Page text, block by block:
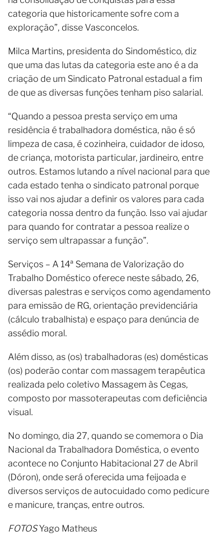
categoria que historicamente sofre com a
exploração”, disse Vasconcelos.
Milca Martins, presidenta do Sindoméstico, diz
que uma das lutas da categoria este ano é a da
criação de um Sindicato Patronal estadual a fim
de que as diversas funções tenham piso salarial.
“Quando a pessoa presta serviço em uma
residência é trabalhadora doméstica, não é só
limpeza de casa, é cozinheira, cuidador de idoso,
de criança, motorista particular, jardineiro, entre
outros. Estamos lutando a nível nacional para que
cada estado tenha o sindicato patronal porque
isso vai nos ajudar a definir os valores para cada
categoria nossa dentro da função. Isso vai ajudar
para quando for contratar a pessoa realize o
serviço sem ultrapassar a função”.
Serviços – A 14ª Semana de Valorização do
Trabalho Doméstico oferece neste sábado, 26,
diversas palestras e serviços como agendamento
para emissão de RG, orientação previdenciária
(cálculo trabalhista) e espaço para denúncia de
assédio moral.
Além disso, as (os) trabalhadoras (es) domésticas
(os) poderão contar com massagem terapêutica
realizada pelo coletivo Massagem às Cegas,
composto por massoterapeutas com deficiência
visual.
No domingo, dia 27, quando se comemora o Dia
Nacional da Trabalhadora Doméstica, o evento
acontece no Conjunto Habitacional 27 de Abril
(Dóron), onde será oferecida uma feijoada e
diversos serviços de autocuidado como pedicure
e manicure, tranças, entre outros.
FOTOSYago Matheus